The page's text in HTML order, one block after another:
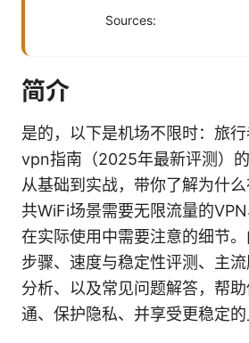
Sources:
简介
是的，以下是机场不限时：旅
vpn指南（2025年最新评测）
从基础到实战，带你了解为什
共WiFi场景需要无限流量的
在实际使用中需要注意的细节
步骤、速度与稳定性评测、主
分析、以及常见问题解答，帮
通、保护隐私、并享受更稳定的